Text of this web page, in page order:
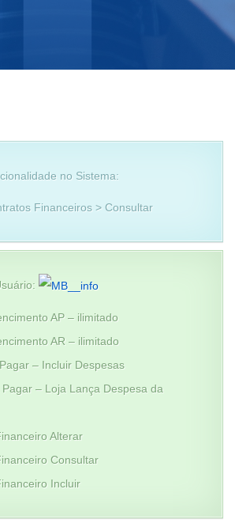
no Sistema:
Financeiros > Consultar
AP – ilimitado
AR – ilimitado
– Incluir Despesas
– Loja Lança Despesa da
Alterar
Consultar
Incluir